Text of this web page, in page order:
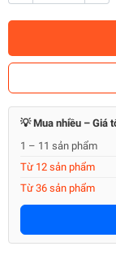
💡 Mua nhiều – Giá
1 – 11 sản phẩm
Từ 12 sản phẩm
Từ 36 sản phẩm